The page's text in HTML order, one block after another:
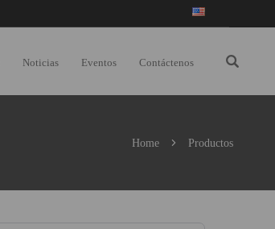
Noticias Eventos Contáctenos
Home Productos